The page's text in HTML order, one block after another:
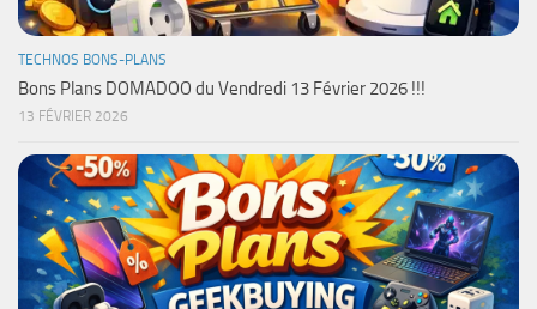
TECHNOS BONS-PLANS
Bons Plans DOMADOO du Vendredi 13 Février 2026 !!!
13 FÉVRIER 2026